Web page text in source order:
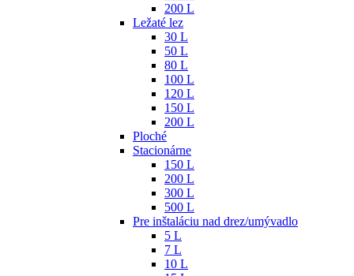
200 L
Ležaté lez
30 L
50 L
80 L
100 L
120 L
150 L
200 L
Ploché
Stacionárne
150 L
200 L
300 L
500 L
Pre inštaláciu nad drez/umývadlo
5 L
7 L
10 L